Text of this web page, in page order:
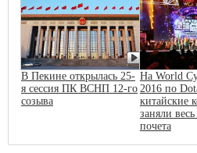
В Пекине открылась 25-
я сессия ПК ВСНП 12-го
созыва
На World
2016 по
китайские
заняли весь
почета